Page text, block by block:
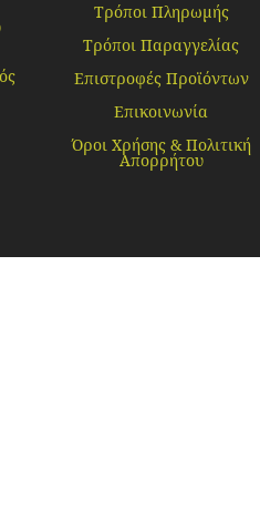
Τρόποι Πληρωμής
Τρόποι Παραγγελίας
Επιστροφές Προϊόντων
Επικοινωνία
Όροι Χρήσης & Πολιτική
Απορρήτου